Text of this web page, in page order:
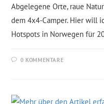
Abgelegene Orte, raue
dem 4x4-Camper. Hier will
Hotspots in Norwegen für
0 KOMMENTARE